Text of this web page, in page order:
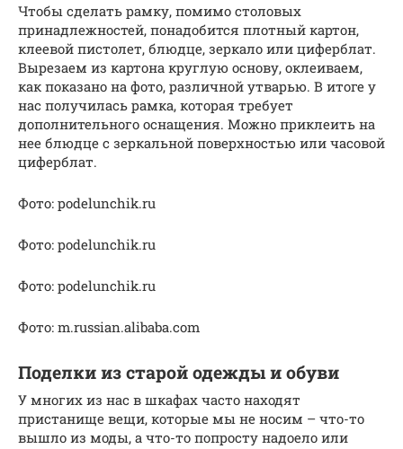
Чтобы сделать рамку, помимо столовых
принадлежностей, понадобится плотный картон,
клеевой пистолет, блюдце, зеркало или циферблат.
Вырезаем из картона круглую основу, оклеиваем,
как показано на фото, различной утварью. В итоге у
нас получилась рамка, которая требует
дополнительного оснащения. Можно приклеить на
нее блюдце с зеркальной поверхностью или часовой
циферблат.
Фото: podelunchik.ru
Фото: podelunchik.ru
Фото: podelunchik.ru
Фото: m.russian.alibaba.com
Поделки из старой одежды и обуви
У многих из нас в шкафах часто находят
пристанище вещи, которые мы не носим – что-то
вышло из моды, а что-то попросту надоело или